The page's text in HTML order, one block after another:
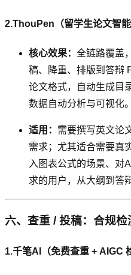
2.ThouPen（留学生论文智能
核心效果： 全链路覆盖
稿、降重、排版到答辩
论文格式，自动生成目
数据自动分析与可视化。
适用： 需要撰写英文论
需求；尤其适合需要真
入图表公式的场景、对
求的用户，从大纲到答
六、查重 / 投稿：合规
1.千笔AI（免费查重 + AIGC